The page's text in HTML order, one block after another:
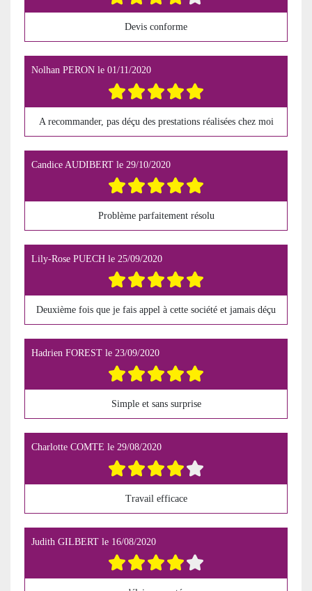
Devis conforme
Nolhan PERON le 01/11/2020
A recommander, pas déçu des prestations réalisées chez moi
Candice AUDIBERT le 29/10/2020
Problème parfaitement résolu
Lily-Rose PUECH le 25/09/2020
Deuxième fois que je fais appel à cette société et jamais déçu
Hadrien FOREST le 23/09/2020
Simple et sans surprise
Charlotte COMTE le 29/08/2020
Travail efficace
Judith GILBERT le 16/08/2020